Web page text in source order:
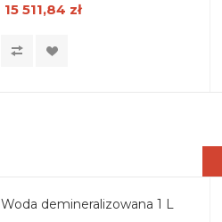
15 511,84 zł
Woda demineralizowana 1 L